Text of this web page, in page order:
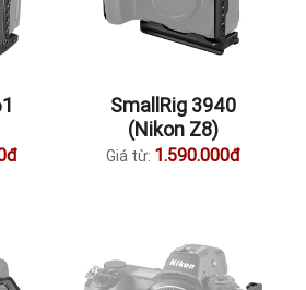
SmallRig 3940
(Nikon Z8)
Giá từ: 1.590.000đ